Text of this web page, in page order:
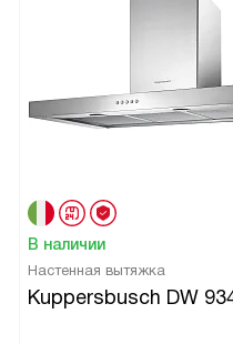
В наличии
Настенная вытяжка
Kuppersbusch DW